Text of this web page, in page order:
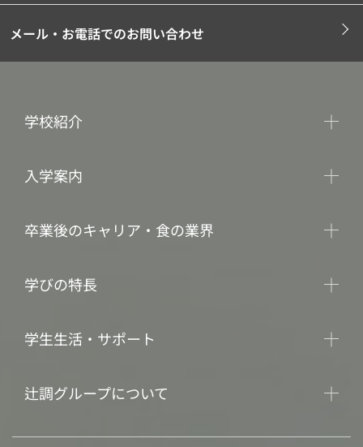
メール・お電話でのお問い合わせ
学校紹介
入学案内
卒業後のキャリア・食の業界
学びの特長
学生生活・サポート
辻調グループについて